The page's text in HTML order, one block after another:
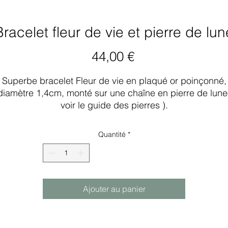
fleur de vie et pierre de
44,00 €Prix
Superbe bracelet Fleur de vie en plaqué or poinçonné,
1,4cm, monté sur une chaîne en pierre de
voir le guide des pierres ).
de long avec un rallonge de 4cm terminée par une
LITHOTHÉRAPIE
connaître les vertus de la pierre de lune, consulter le
guide des pierres sur le site.
Quantité *
Ajouter au panier